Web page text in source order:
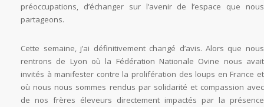
préoccupations, d’échanger sur l’avenir de l’espace que nous
partageons.
Cette semaine, j’ai définitivement changé d’avis. Alors que nous
rentrons de Lyon où la Fédération Nationale Ovine nous avait
invités à manifester contre la prolifération des loups en France et
où nous nous sommes rendus par solidarité et compassion avec
de nos frères éleveurs directement impactés par la présence